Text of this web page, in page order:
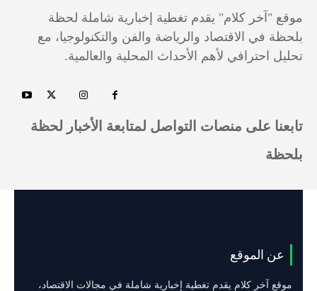
موقع "آخر كلام" يقدم تغطية إخبارية شاملة لحظة
بلحظة في الاقتصاد والرياضة والفن والتكنولوجيا، مع
تحليل احترافي لأهم الأحداث المحلية والعالمية.
تابعنا على منصات التواصل لمتابعة الأخبار لحظة
بلحظة
عن الموقع
موقع آخر كلام يقدم تغطية إخبارية شاملة في مجالات الاقتصاد،